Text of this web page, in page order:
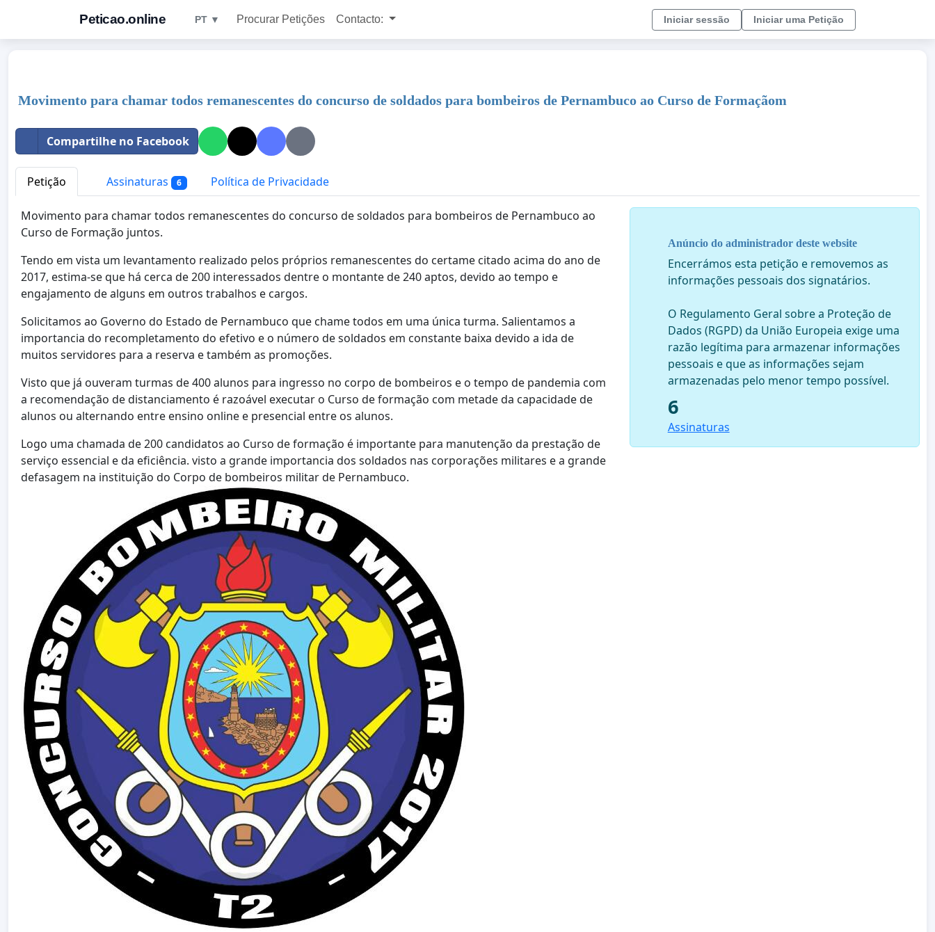
Peticao.online PT ▼ Procurar Petições Contacto: Iniciar sessão Iniciar uma Petição
Movimento para chamar todos remanescentes do concurso de soldados para bombeiros de Pernambuco ao Curso de Formaçãom
Compartilhe no Facebook
Petição Assinaturas 6 Política de Privacidade
Movimento para chamar todos remanescentes do concurso de soldados para bombeiros de Pernambuco ao
Curso de Formação juntos.
Tendo em vista um levantamento realizado pelos próprios remanescentes do certame citado acima do ano de
2017, estima-se que há cerca de 200 interessados dentre o montante de 240 aptos, devido ao tempo e
engajamento de alguns em outros trabalhos e cargos.
Solicitamos ao Governo do Estado de Pernambuco que chame todos em uma única turma. Salientamos a
importancia do recompletamento do efetivo e o número de soldados em constante baixa devido a ida de
muitos servidores para a reserva e também as promoções.
Visto que já ouveram turmas de 400 alunos para ingresso no corpo de bombeiros e o tempo de pandemia com
a recomendação de distanciamento é razoável executar o Curso de formação com metade da capacidade de
alunos ou alternando entre ensino online e presencial entre os alunos.
Logo uma chamada de 200 candidatos ao Curso de formação é importante para manutenção da prestação de
serviço essencial e da eficiência. visto a grande importancia dos soldados nas corporações militares e a grande
defasagem na instituição do Corpo de bombeiros militar de Pernambuco.
Anúncio do administrador deste website
Encerrámos esta petição e removemos as
informações pessoais dos signatários.
O Regulamento Geral sobre a Proteção de
Dados (RGPD) da União Europeia exige uma
razão legítima para armazenar informações
pessoais e que as informações sejam
armazenadas pelo menor tempo possível.
6
Assinaturas